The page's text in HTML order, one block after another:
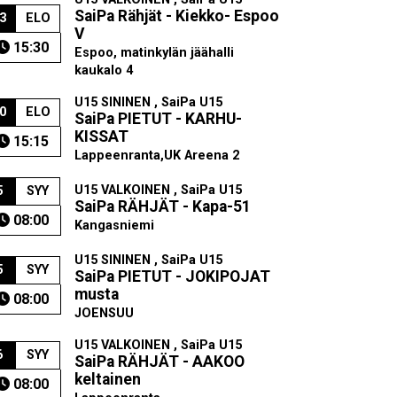
ELO
15:30
SaiPa Rähjät - Kiekko- Espoo
V
Espoo, matinkylän jäähalli
kaukalo 4
ELO
15:15
U15 SININEN , SaiPa U15
SaiPa PIETUT - KARHU-
KISSAT
Lappeenranta,UK Areena 2
SYY
08:00
U15 VALKOINEN , SaiPa U15
SaiPa RÄHJÄT - Kapa-51
Kangasniemi
SYY
08:00
U15 SININEN , SaiPa U15
SaiPa PIETUT - JOKIPOJAT
musta
JOENSUU
SYY
08:00
U15 VALKOINEN , SaiPa U15
SaiPa RÄHJÄT - AAKOO
keltainen